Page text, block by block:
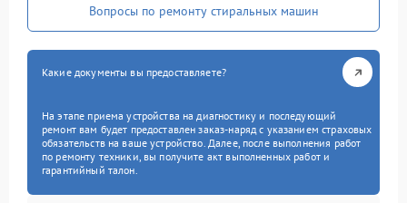
Вопросы по ремонту стиральных машин
Какие документы вы предоставляете?
На этапе приема устройства на диагностику и последующий
ремонт вам будет предоставлен заказ-наряд с указанием страховых
обязательств на ваше устройство. Далее, после выполнения работ
по ремонту техники, вы получите акт выполненных работ и
гарантийный талон.